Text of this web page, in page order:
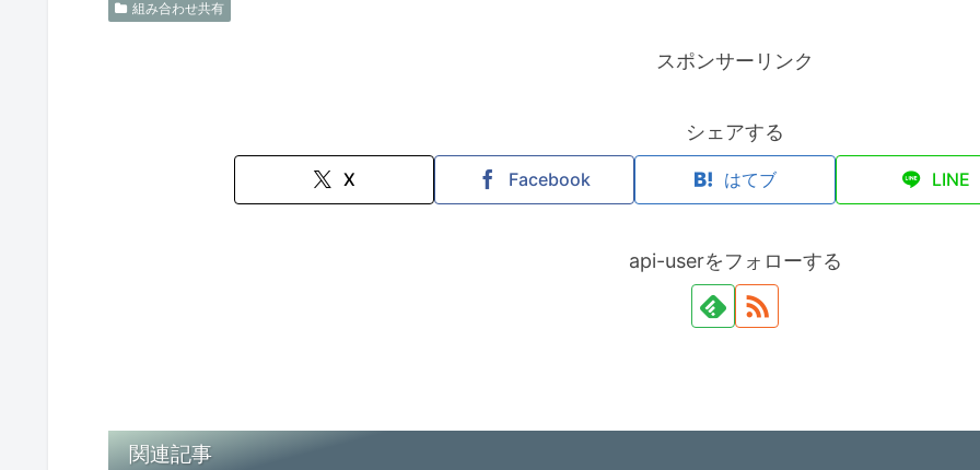
組み合わせ共有
スポンサーリンク
シェアする
X Facebook はてブ LINE
api-userをフォローする
関連記事